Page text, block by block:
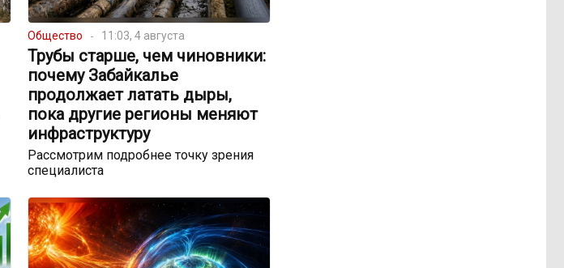
Общество 11:03, 4 августа
Трубы старше, чем чиновники:
почему Забайкалье
продолжает латать дыры,
пока другие регионы меняют
инфраструктуру
Рассмотрим подробнее точку зрения
специалиста